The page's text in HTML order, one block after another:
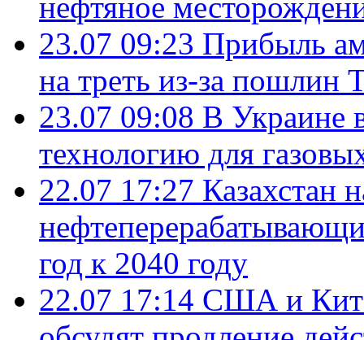
23.07 09:23 Прибыль
на треть из-за пошлин
23.07 09:08 В Украине
технологию для
22.07 17:27 Казахстан
год к 2040 году
22.07 17:14 США и